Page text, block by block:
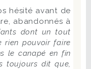
hésité avant de
abandonnés à
dont un tout
rien pouvoir faire
le canapé en fin
toujours dit que,